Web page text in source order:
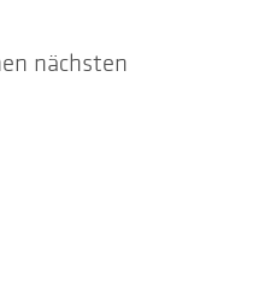
nächsten